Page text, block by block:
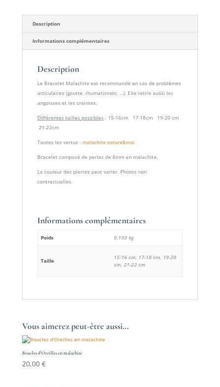
Description
Informations complémentaires
Description
Le Bracelet Malachite est recommandé en cas de problèmes
articulaires (goutte, rhumatismes, …). Elle retire aussi les
angoisses et les craintes.
Différentes tailles possibles: 15-16cm 17-18cm 19-20 cm
21-22cm
Toutes les vertus : malachite nature&moi
Bracelet composé de perles de 8mm en malachite.
La couleur des pierres peut varier. Photos non
contractuelles.
Informations complémentaires
Poids 0,150 kg
Taille
15-16 cm, 17-18 cm, 19-20
cm, 21-22 cm
Vous aimerez peut-être aussi…
Boucles d’Oreilles en malachite
20,00 €